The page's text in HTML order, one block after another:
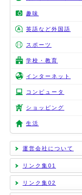
趣味
英語など外国語
スポーツ
学校・教育
インターネット
コンピュータ
ショッピング
生活
運営会社について
リンク集01
リンク集02